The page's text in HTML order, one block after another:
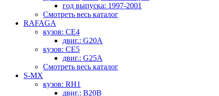
год выпуска: 1997-2001
Смотреть весь каталог
RAFAGA
кузов: CE4
двиг.: G20A
кузов: CE5
двиг.: G25A
Смотреть весь каталог
S-MX
кузов: RH1
двиг.: B20B